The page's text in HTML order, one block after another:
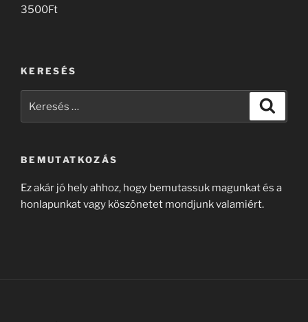
3500Ft
KERESÉS
BEMUTATKOZÁS
Ez akár jó hely ahhoz, hogy bemutassuk magunkat és a
honlapunkat vagy köszönetet mondjunk valamiért.